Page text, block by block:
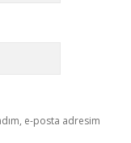
e-posta adresim